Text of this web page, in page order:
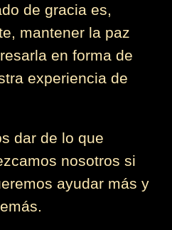
de gracia es,
mantener la paz
en forma de
experiencia de
dar de lo que
nosotros si
ayudar más y